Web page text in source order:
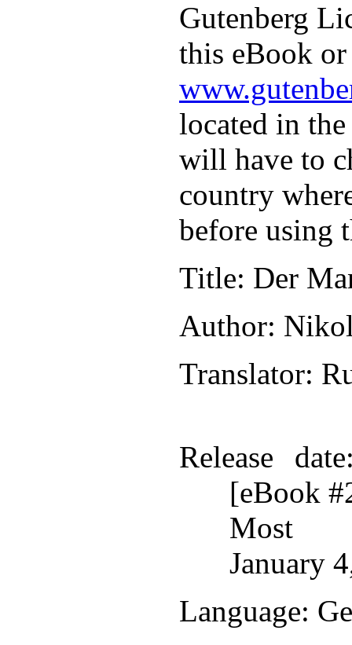
Gutenberg
this eBook
located in
will have to
country
before using
Title: Der
Author:
Translator:
Release date
[eBook
Most
January
Language: